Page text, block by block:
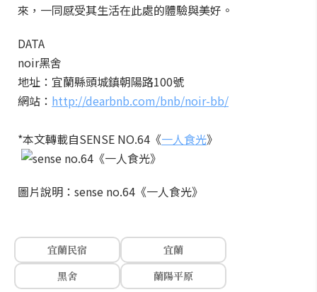
來，一同感受其生活在此處的體驗與美好。
DATA
noir黑舍
地址：宜蘭縣頭城鎮朝陽路100號
網站： http://dearbnb.com/bnb/noir-bb/
*本文轉載自SENSE NO.64《一人食光》
圖片說明：sense no.64《一人食光》
宜蘭民宿
宜蘭
黑舍
蘭陽平原